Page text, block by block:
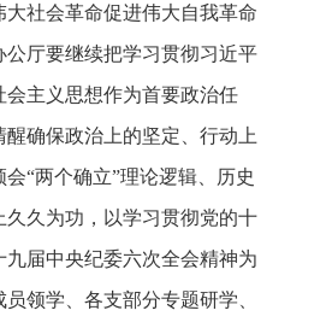
大社会革命促进伟大自我革命
公厅要继续把学习贯彻习近平
会主义思想作为首要政治任
确保政治上的坚定、行动上
“两个确立”理论逻辑、历史
久久为功，以学习贯彻党的十
九届中央纪委六次全会精神为
领学、各支部分专题研学、